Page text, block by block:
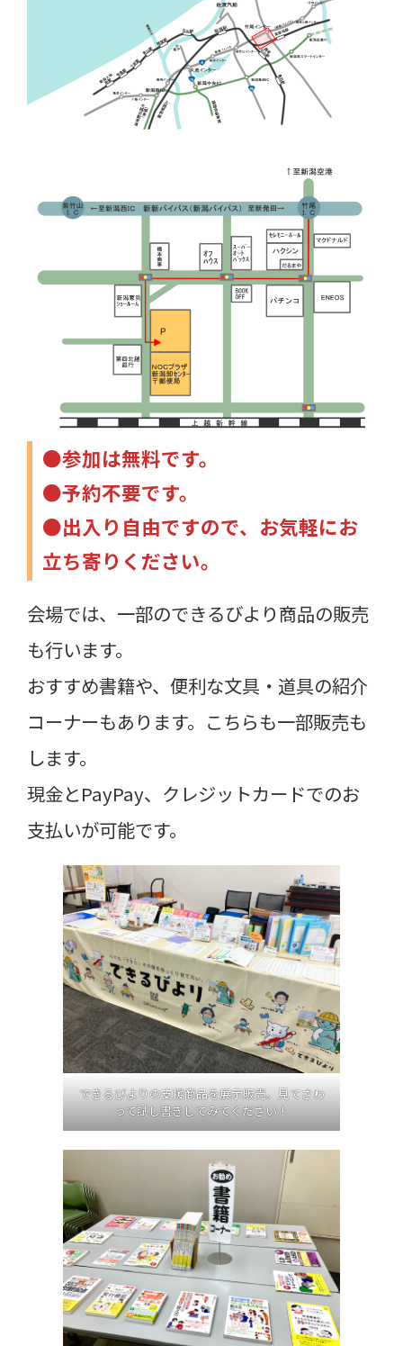
●参加は無料です。
●予約不要です。
●出入り自由ですので、お気軽にお
立ち寄りください。
会場では、一部のできるびより商品の販売
も行います。
おすすめ書籍や、便利な文具・道具の紹介
コーナーもあります。こちらも一部販売も
します。
現金とPayPay、クレジットカードでのお
支払いが可能です。
できるびよりの支援商品を展示販売。見てさわ
って試し書きしてみてください！